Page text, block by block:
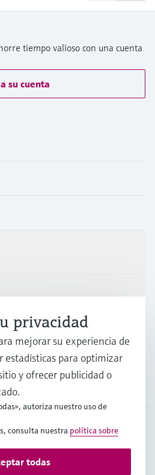
tiempo valioso con una cuenta
su cuenta
privacidad
mejorar su experiencia de
estadísticas para optimizar
y ofrecer publicidad o
autoriza nuestro uso de
consulta nuestra política sobre
todas